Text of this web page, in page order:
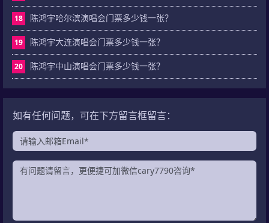
18 陈鸿宇哈尔滨演唱会门票多少钱一张？
19 陈鸿宇大连演唱会门票多少钱一张？
20 陈鸿宇中山演唱会门票多少钱一张？
如有任何问题，可在下方留言框留言：